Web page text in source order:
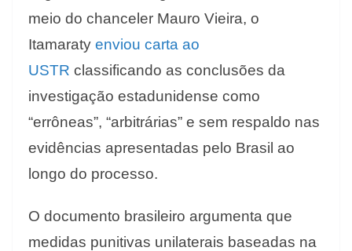
meio do chanceler Mauro Vieira, o
Itamaraty enviou carta ao
USTR classificando as conclusões da
investigação estadunidense como
“errôneas”, “arbitrárias” e sem respaldo nas
evidências apresentadas pelo Brasil ao
longo do processo.
O documento brasileiro argumenta que
medidas punitivas unilaterais baseadas na